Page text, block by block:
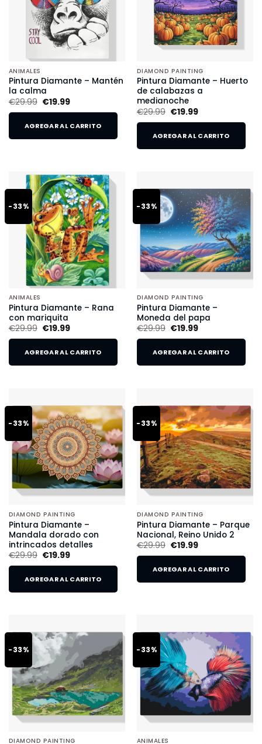
ANIMALES
Pintura Diamante – Mantén
la calma
€29.99 €19.99
AGREGAR AL CARRITO
DIAMOND PAINTING
Pintura Diamante – Huerto
de calabazas a
medianoche
€29.99 €19.99
AGREGAR AL CARRITO
-33%
ANIMALES
Pintura Diamante – Rana
con mariquita
€29.99 €19.99
AGREGAR AL CARRITO
-33%
DIAMOND PAINTING
Pintura Diamante –
Moneda del papa
€29.99 €19.99
AGREGAR AL CARRITO
-33%
DIAMOND PAINTING
Pintura Diamante –
Mandala dorado con
intrincados detalles
€29.99 €19.99
AGREGAR AL CARRITO
-33%
DIAMOND PAINTING
Pintura Diamante – Parque
Nacional, Reino Unido 2
€29.99 €19.99
AGREGAR AL CARRITO
-33%
DIAMOND PAINTING
-33%
ANIMALES